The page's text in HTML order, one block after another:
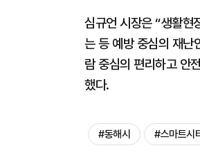
심규언 시장은 “생활현
는 등 예방 중심의 재난
람 중심의 편리하고 안
했다.
#동해시 #스마트시